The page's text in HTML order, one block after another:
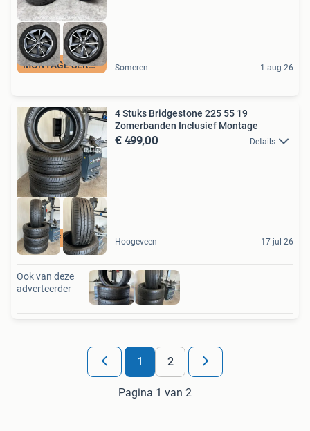
MONTAGE SERVICE Someren 1 aug 26
Inclusief Montage
4 Stuks Bridgestone 225 55 19
Zomerbanden Inclusief Montage
€ 499,00 Details
Hoogeveen 17 jul 26
Ook van deze
adverteerder
1 2
Pagina 1 van 2